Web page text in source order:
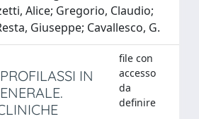
Alice; Gregorio, Claudio;
Giuseppe; Cavallesco, G.
IN
file con
accesso
da
definire